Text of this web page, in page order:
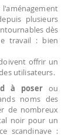
plusieurs
dès
travail : bien
offrir un
utilisateurs.
à poserou
noms des
de nombreux
noir pour un
scandinave :